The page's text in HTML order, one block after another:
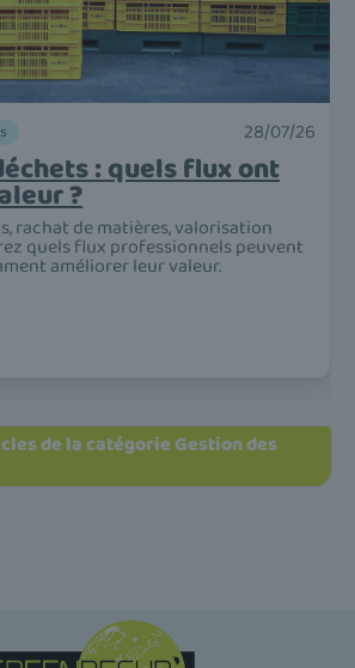
28/07/26
: quels flux ont
?
rachat de matières, valorisation
quels flux professionnels peuvent
améliorer leur valeur.
de la catégorie Gestion des